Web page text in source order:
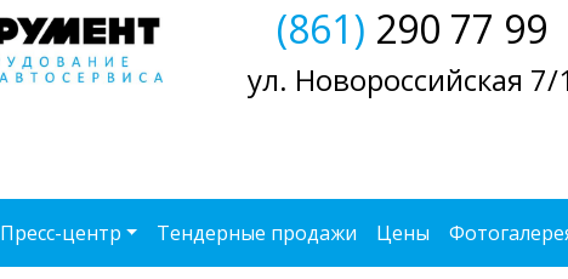
(861) 290 77 99
ул. Новороссийская 7/1
Пресс-центр Тендерные продажи Цены